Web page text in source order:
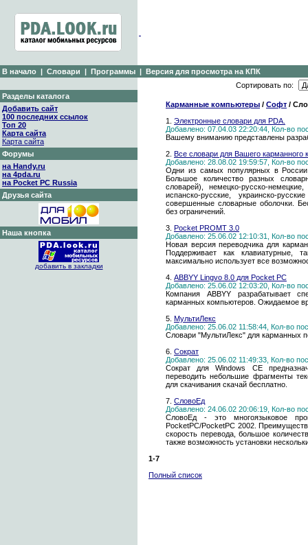
В начало | Словари | Программы | Версия для просмотра на КПК
Разделы каталога
Добавить сайт
100 последних ссылок
Топ 20
Карта сайта
Карта сайта
Форумы
на Handy.ru
на 4pda.ru
на Pocket PC Russia
Друзья сайта
Наша кнопка
добавить в закладки
Сортировать по:
Карманные компьютеры / Софт /
1. Электронные словари для PDA.
Добавлено: 07.04.03 22:20:44, Кол-во
Вашему вниманию представлены
2. Все словари для Вашего
Добавлено: 28.08.02 19:59:57, Кол-во
Одни из самых популярных в России
Большое количество разных
словарей), немецко-русско-
испанско-русские, украинско-
совершенные словарные оболочки.
без ограничений.
3. Pocket PROMT 3.0
Добавлено: 25.06.02 12:10:31, Кол-во
Новая версия переводчика для
Поддерживает как клавиатурные,
максимально использует все
4. ABBYY Lingvo 8.0 для Pocket PC
Добавлено: 25.06.02 12:03:20, Кол-во
Компания ABBYY разрабатывает
карманных компьютеров. Ожидаемое
5. МультиЛекс
Добавлено: 25.06.02 11:58:44, Кол-во
Словари "МультиЛекс" для карманных
6. Сократ
Добавлено: 25.06.02 11:49:33, Кол-во
Сократ для Windows CE
переводить небольшие фрагменты
для скачивания скачай бесплатно.
7. СловоЕд
Добавлено: 24.06.02 20:06:19, Кол-во
СловоЕд - это многоязыковое
PocketPC/PocketPC 2002.
скорость перевода, большое
также возможность установки
1-7
Полный список